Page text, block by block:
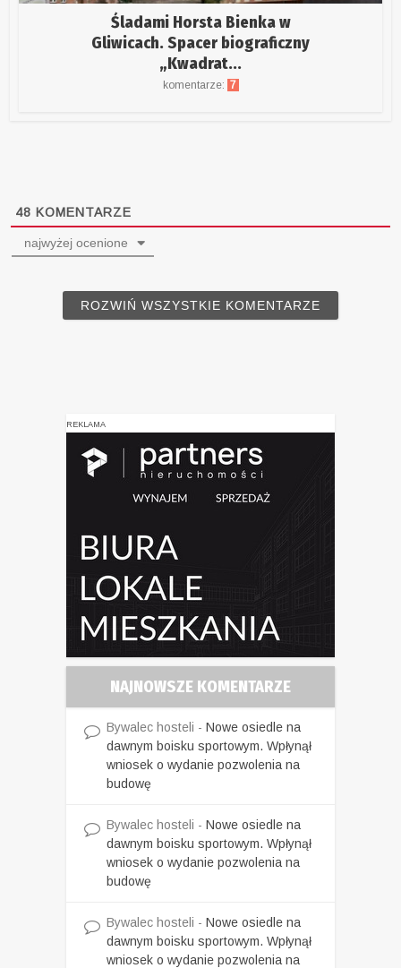
Śladami Horsta Bienka w
Gliwicach. Spacer biograficzny
„Kwadrat...
komentarze: 7
48 KOMENTARZE
najwyżej ocenione
ROZWIŃ WSZYSTKIE KOMENTARZE
REKLAMA
NAJNOWSZE KOMENTARZE
Bywalec hosteli - Nowe osiedle na
dawnym boisku sportowym. Wpłynął
wniosek o wydanie pozwolenia na
budowę
Bywalec hosteli - Nowe osiedle na
dawnym boisku sportowym. Wpłynął
wniosek o wydanie pozwolenia na
budowę
Bywalec hosteli - Nowe osiedle na
dawnym boisku sportowym. Wpłynął
wniosek o wydanie pozwolenia na